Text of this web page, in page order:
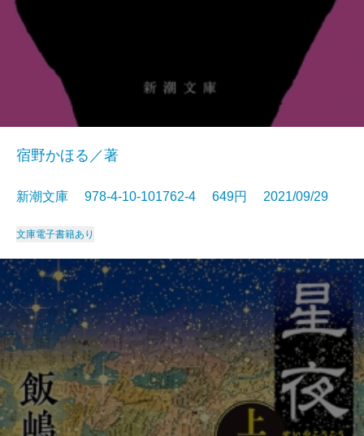
宿野かほる／著
新潮文庫 978-4-10-101762-4 649円 2021/09/29
文庫電子書籍あり